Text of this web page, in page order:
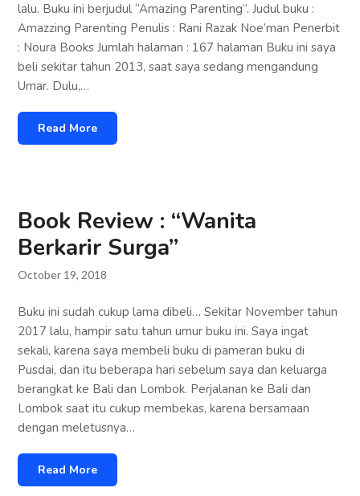
lalu. Buku ini berjudul “Amazing Parenting”. Judul buku :
Amazzing Parenting Penulis : Rani Razak Noe’man Penerbit
: Noura Books Jumlah halaman : 167 halaman Buku ini saya
beli sekitar tahun 2013, saat saya sedang mengandung
Umar. Dulu,…
Read More
Book Review : “Wanita
Berkarir Surga”
October 19, 2018
Buku ini sudah cukup lama dibeli… Sekitar November tahun
2017 lalu, hampir satu tahun umur buku ini. Saya ingat
sekali, karena saya membeli buku di pameran buku di
Pusdai, dan itu beberapa hari sebelum saya dan keluarga
berangkat ke Bali dan Lombok. Perjalanan ke Bali dan
Lombok saat itu cukup membekas, karena bersamaan
dengan meletusnya…
Read More